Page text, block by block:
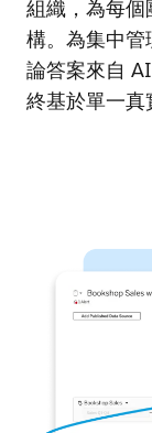
組織，為每
構。為集中
論答案來自
終基於單一真